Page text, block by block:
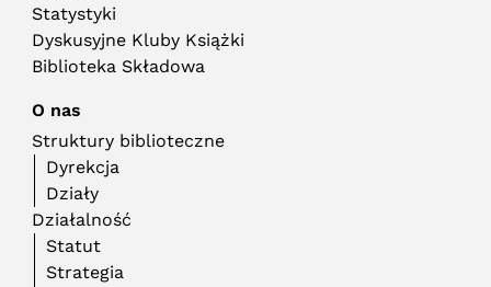
Statystyki
Dyskusyjne Kluby Książki
Biblioteka Składowa
O nas
Struktury biblioteczne
Dyrekcja
Działy
Działalność
Statut
Strategia